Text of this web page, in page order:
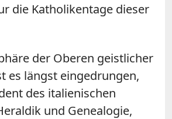
die Katholikentage dieser
der Oberen geistlicher
es längst eingedrungen,
des italienischen
und Genealogie,